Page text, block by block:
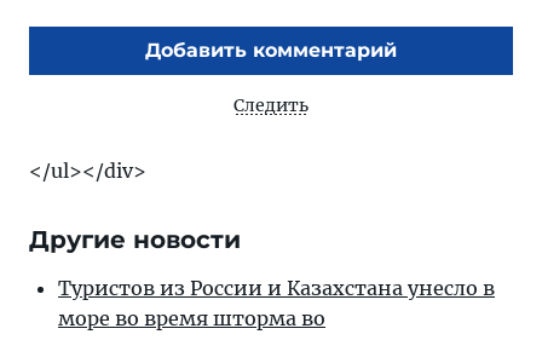
Добавить комментарий
Следить
</ul></div>
Другие новости
Туристов из России и Казахстана унесло в
море во время шторма во